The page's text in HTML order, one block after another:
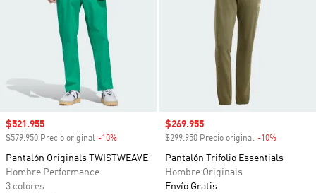
Precio de venta
$521.955
$579.950 Precio original -10%
Pantalón Originals TWISTWEAVE
Hombre Performance
3 colores
Precio de venta
$269.955
$299.950 Precio original -10%
Pantalón Trifolio Essentials
Hombre Originals
Envío Gratis